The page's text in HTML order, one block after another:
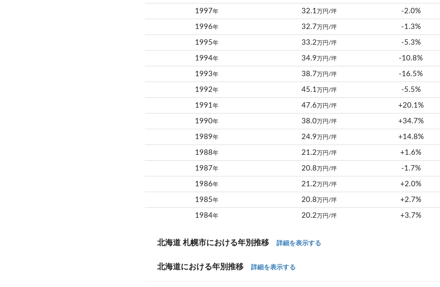
1997年 32.1 万円/坪 -2.0%
1996年 32.7 万円/坪 -1.3%
1995年 33.2 万円/坪 -5.3%
1994年 34.9 万円/坪 -10.8%
1993年 38.7 万円/坪 -16.5%
1992年 45.1 万円/坪 -5.5%
1991年 47.6 万円/坪 +20.1%
1990年 38.0 万円/坪 +34.7%
1989年 24.9 万円/坪 +14.8%
1988年 21.2 万円/坪 +1.6%
1987年 20.8 万円/坪 -1.7%
1986年 21.2 万円/坪 +2.0%
1985年 20.8 万円/坪 +2.7%
1984年 20.2 万円/坪 +3.7%
北海道 札幌市における年別推移 詳細を表示する
北海道における年別推移 詳細を表示する